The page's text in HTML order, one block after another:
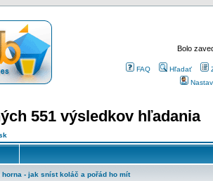
Bolo
FAQ Hľadať
551 výsledkov hľadania
horna - jak sníst koláč a pořád ho mít